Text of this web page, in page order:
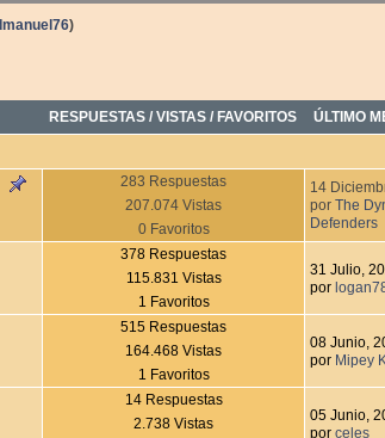
)
RESPUESTAS /VISTAS /FAVORITOS ÚLTIMO
283 Respuestas
207.074 Vistas
0 Favoritos
14
porThe
Defenders
378 Respuestas
115.831 Vistas
1 Favoritos
31 Julio,
por
515 Respuestas
164.468 Vistas
1 Favoritos
08 Junio,
por Mipey
14 Respuestas
2.738 Vistas
05 Junio,
porceles